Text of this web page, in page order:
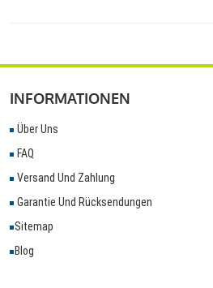
INFORMATIONEN
Über Uns
FAQ
Versand Und Zahlung
Garantie Und Rücksendungen
Sitemap
Blog